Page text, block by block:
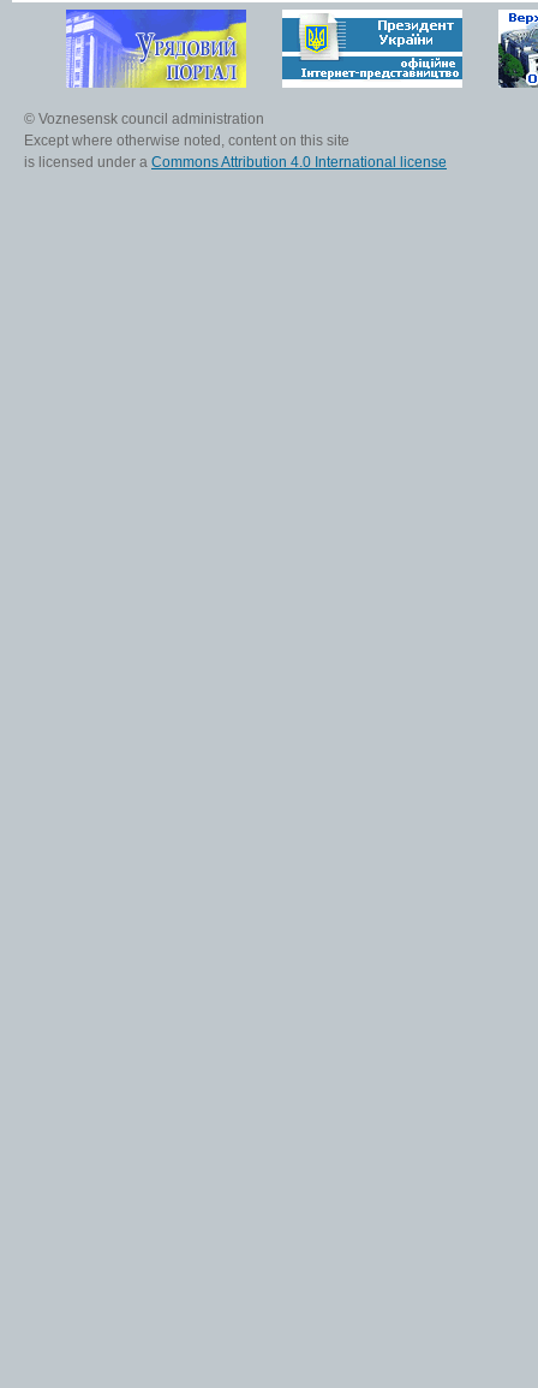
© Voznesensk council administration
Except where otherwise noted, content on this site
is licensed under a Commons Attribution 4.0 International license